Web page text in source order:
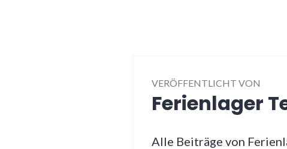
VERÖFFENTLICHT VON
Ferienlager
Alle Beiträge von